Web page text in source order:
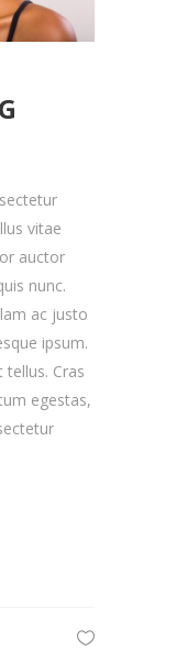
vitae
auctor
nunc.
ac justo
ipsum.
tellus. Cras
egestas,